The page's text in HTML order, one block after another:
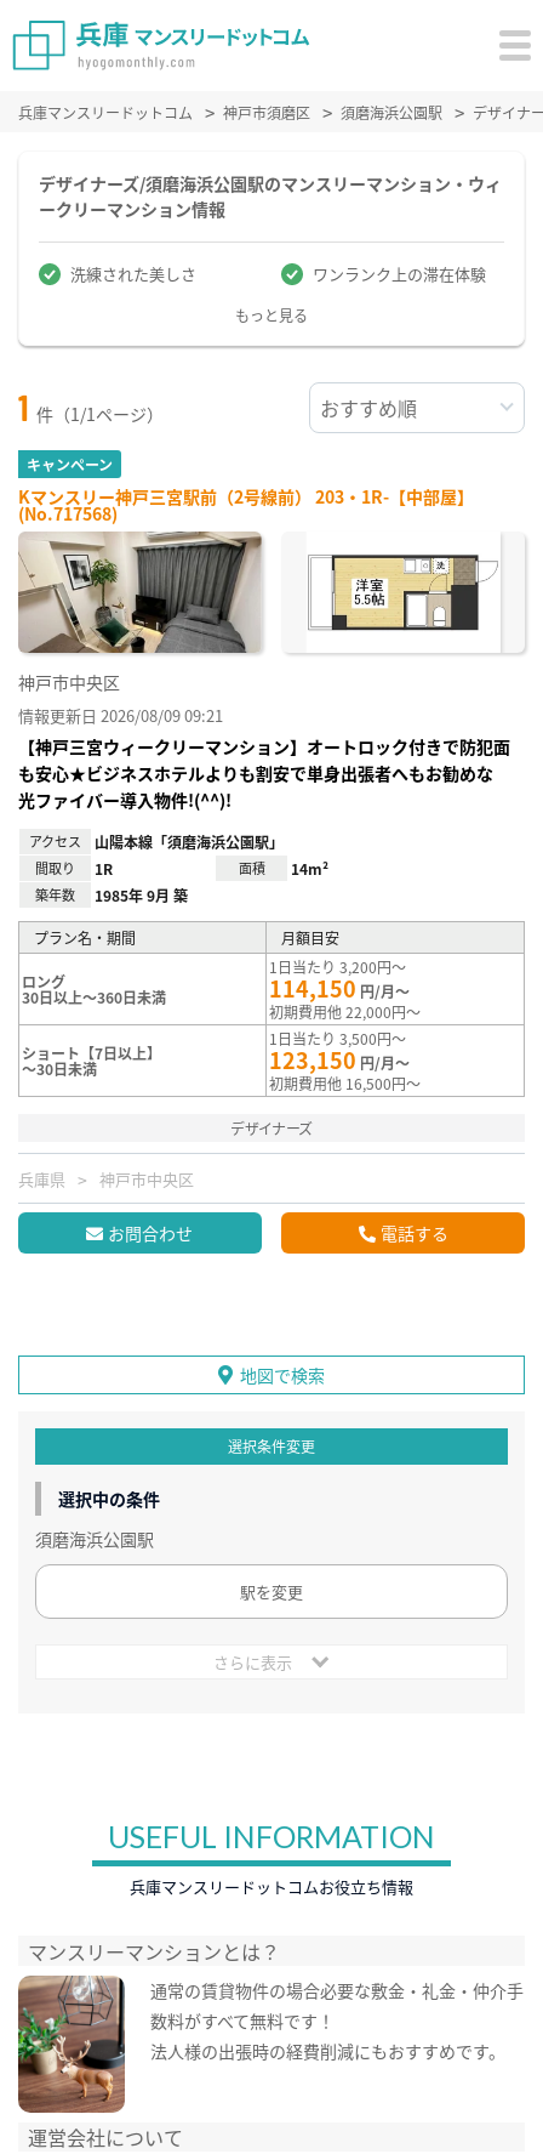
兵庫マンスリードットコム 神戸市須磨区 須磨海浜公園駅 デザイナ
デザイナーズ/須磨海浜公園駅のマンスリーマンション・ウィ
ークリーマンション情報
洗練された美しさ ワンランク上の滞在体験
もっと見る
1 件（1/1ページ）
キャンペーン
Kマンスリー神戸三宮駅前（2号線前） 203・1R-【中部屋】
(No.717568)
神戸市中央区
情報更新日 2026/08/09 09:21
【神戸三宮ウィークリーマンション】オートロック付きで防犯面
も安心★ビジネスホテルよりも割安で単身出張者へもお勧めな
光ファイバー導入物件!(^^)!
アクセス 山陽本線「須磨海浜公園駅」
間取り 1R 面積 14m²
築年数 1985年 9月 築
プラン名・期間 月額目安
ロング
30日以上～360日未満
1日当たり 3,200円～
114,150 円/月～
初期費用他 22,000円～
ショート【7日以上】
～30日未満
1日当たり 3,500円～
123,150 円/月～
初期費用他 16,500円～
デザイナーズ
兵庫県 神戸市中央区
お問合わせ 電話する
地図で検索
選択条件変更
選択中の条件
須磨海浜公園駅
駅を変更
さらに表示
USEFUL INFORMATION
兵庫マンスリードットコムお役立ち情報
マンスリーマンションとは？
通常の賃貸物件の場合必要な敷金・礼金・仲介手
数料がすべて無料です！
法人様の出張時の経費削減にもおすすめです。
運営会社について